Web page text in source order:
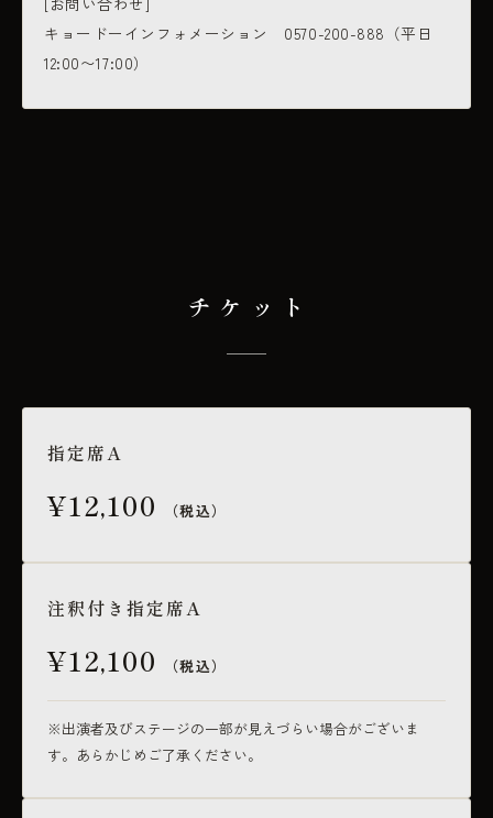
キョードーインフォメーション 0570-200-888（平日
12:00〜17:00）
チケット
指定席A
¥12,100 （税込）
注釈付き指定席A
¥12,100 （税込）
※出演者及びステージの一部が見えづらい場合がございま
す。あらかじめご了承ください。